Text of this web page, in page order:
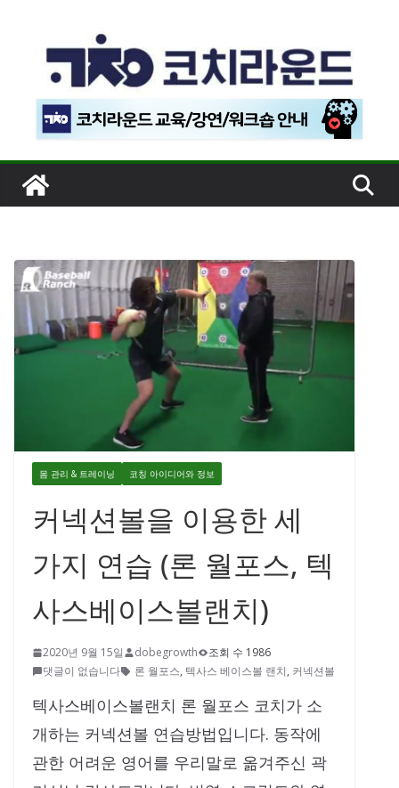
너
기
몸 관리 & 트레이닝 코칭 아이디어와 정보
커넥션볼을 이용한 세
가지 연습 (론 월포스, 텍
사스베이스볼랜치)
2020년 9월 15일 dobegrowth
조회 수 1986
댓글이 없습니다
론 월포스, 텍사스 베이스볼 랜치, 커넥션볼
텍사스베이스볼랜치 론 월포스 코치가 소
개하는 커넥션볼 연습방법입니다. 동작에
관한 어려운 영어를 우리말로 옮겨주신 곽